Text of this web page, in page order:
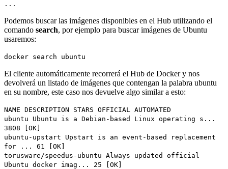
...
Podemos buscar las imágenes disponibles en el Hub utilizando el
comando search, por ejemplo para buscar imágenes de Ubuntu
usaremos:
docker search ubuntu
El cliente automáticamente recorrerá el Hub de Docker y nos
devolverá un listado de imágenes que contengan la palabra ubuntu
en su nombre, este caso nos devuelve algo similar a esto:
NAME DESCRIPTION STARS OFFICIAL AUTOMATED
ubuntu Ubuntu is a Debian-based Linux operating s...
3808 [OK]
ubuntu-upstart Upstart is an event-based replacement
for ... 61 [OK]
torusware/speedus-ubuntu Always updated official
Ubuntu docker imag... 25 [OK]